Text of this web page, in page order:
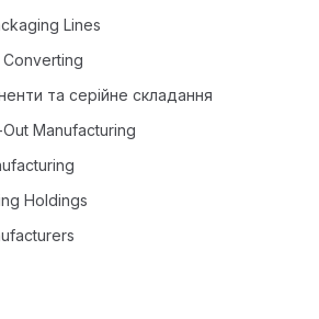
Lines
та серійне складання
Manufacturing
Holdings